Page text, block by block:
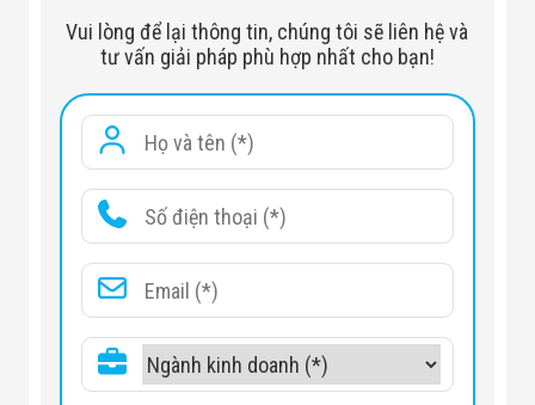
Vui lòng để lại thông tin, chúng tôi sẽ liên hệ và
tư vấn giải pháp phù hợp nhất cho bạn!